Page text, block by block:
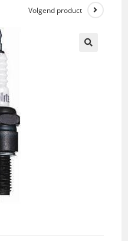
Volgend product